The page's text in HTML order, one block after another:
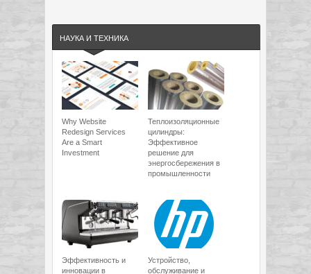
НАУКА И ТЕХНИКА
Why Website
Redesign Services
Are a Smart
Investment
Теплоизоляционные
цилиндры:
Эффективное
решение для
энергосбережения в
промышленности
Эффективность и
инновации в
Устройство,
обслуживание и